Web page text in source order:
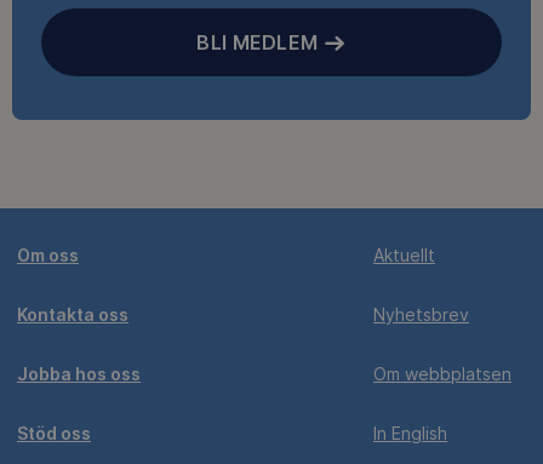
BLI MEDLEM
Om oss
Kontakta oss
Jobba hos oss
Stöd oss
Aktuellt
Nyhetsbrev
Om webbplatsen
In English